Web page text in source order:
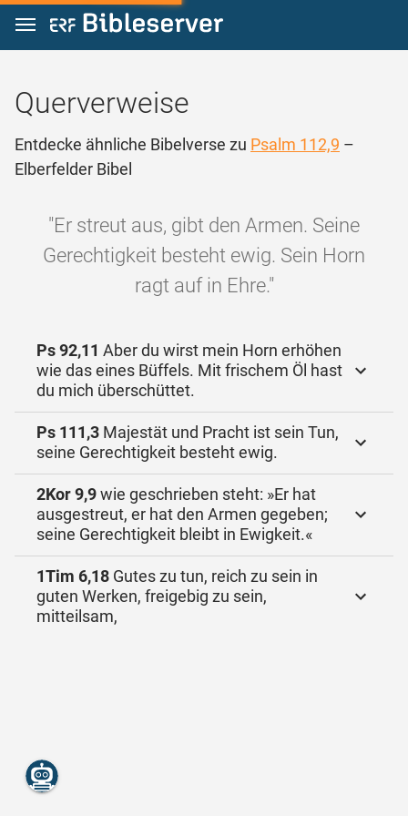
Zum Inhalt springen
Querverweise
Entdecke ähnliche Bibelverse zu Psalm 112,9 –
Elberfelder Bibel
"Er streut aus, gibt den Armen. Seine
Gerechtigkeit besteht ewig. Sein Horn
ragt auf in Ehre."
Ps 92,11 Aber du wirst mein Horn erhöhen
wie das eines Büffels. Mit frischem Öl hast
du mich überschüttet.
Ps 111,3 Majestät und Pracht ist sein Tun,
seine Gerechtigkeit besteht ewig.
2Kor 9,9wie geschrieben steht: »Er hat
ausgestreut, er hat den Armen gegeben;
seine Gerechtigkeit bleibt in Ewigkeit.«
1Tim 6,18 Gutes zu tun, reich zu sein in
guten Werken, freigebig zu sein,
mitteilsam,